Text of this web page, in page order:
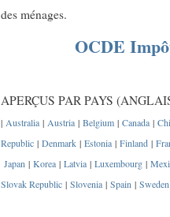
des ménages.
OCDE
APERÇUS PAR PAYS
| Australia | Austria | Belgium | Canada |
Republic | Denmark | Estonia | Finland |
Japan | Korea | Latvia | Luxembourg |
Slovak Republic | Slovenia | Spain | Sweden